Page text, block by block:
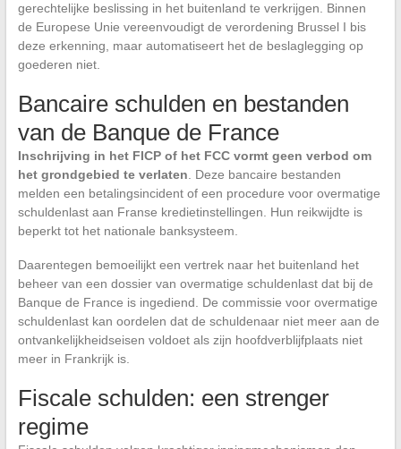
gerechtelijke beslissing in het buitenland te verkrijgen. Binnen
de Europese Unie vereenvoudigt de verordening Brussel I bis
deze erkenning, maar automatiseert het de beslaglegging op
goederen niet.
Bancaire schulden en bestanden
van de Banque de France
Inschrijving in het FICP of het FCC vormt geen verbod om
het grondgebied te verlaten . Deze bancaire bestanden
melden een betalingsincident of een procedure voor overmatige
schuldenlast aan Franse kredietinstellingen. Hun reikwijdte is
beperkt tot het nationale banksysteem.
Daarentegen bemoeilijkt een vertrek naar het buitenland het
beheer van een dossier van overmatige schuldenlast dat bij de
Banque de France is ingediend. De commissie voor overmatige
schuldenlast kan oordelen dat de schuldenaar niet meer aan de
ontvankelijkheidseisen voldoet als zijn hoofdverblijfplaats niet
meer in Frankrijk is.
Fiscale schulden: een strenger
regime